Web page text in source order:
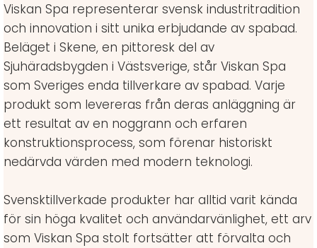
Viskan Spa representerar svensk industritradition
och innovation i sitt unika erbjudande av spabad.
Beläget i Skene, en pittoresk del av
Sjuhäradsbygden i Västsverige, står Viskan Spa
som Sveriges enda tillverkare av spabad. Varje
produkt som levereras från deras anläggning är
ett resultat av en noggrann och erfaren
konstruktionsprocess, som förenar historiskt
nedärvda värden med modern teknologi.
Svensktillverkade produkter har alltid varit kända
för sin höga kvalitet och användarvänlighet, ett arv
som Viskan Spa stolt fortsätter att förvalta och